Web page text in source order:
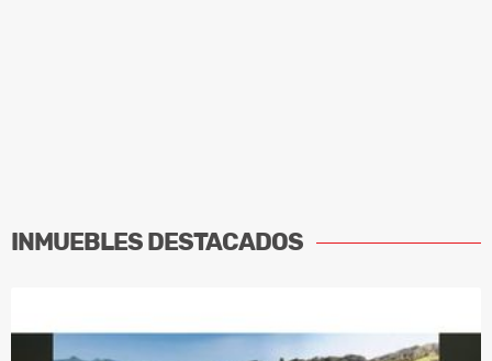
INMUEBLESDESTACADOS